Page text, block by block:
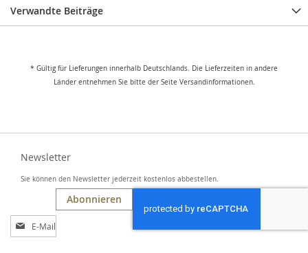
Verwandte Beiträge
* Gültig für Lieferungen innerhalb Deutschlands. Die Lieferzeiten in andere
Länder entnehmen Sie bitte der Seite Versandinformationen.
Newsletter
Sie können den Newsletter jederzeit kostenlos abbestellen.
Anmeldung
zum
Abonnieren